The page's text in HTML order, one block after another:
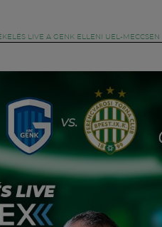
LIVE A GENK ELLENI UEL-MECCSEN